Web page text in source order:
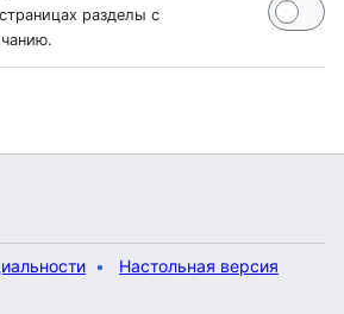
разделы с
Настольная версия